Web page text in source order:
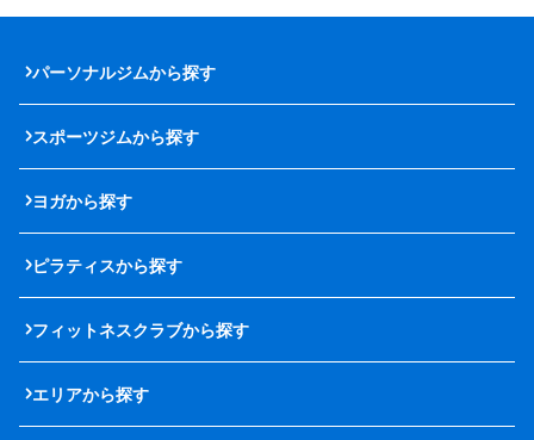
パーソナルジムから探す
スポーツジムから探す
ヨガから探す
ピラティスから探す
フィットネスクラブから探す
エリアから探す